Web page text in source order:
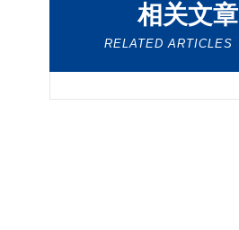
相关文章
RELATED ARTICLES